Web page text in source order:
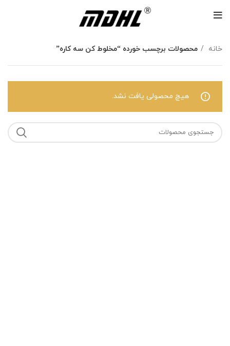
خانه محصولات برچسب خورده “مخلوط کن سه کاره”
هیچ محصولی یافت نشد.